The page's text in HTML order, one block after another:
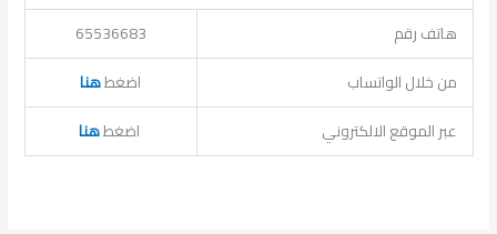
هاتف رقم
65536683
من خلال الواتساب
اضغطهنا
عبر الموقع الالكتروني
اضغطهنا